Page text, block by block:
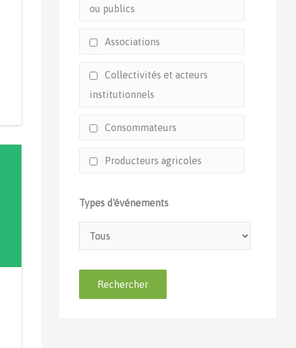
ou publics
Associations
Collectivités et acteurs
institutionnels
Consommateurs
Producteurs agricoles
Types d'événements